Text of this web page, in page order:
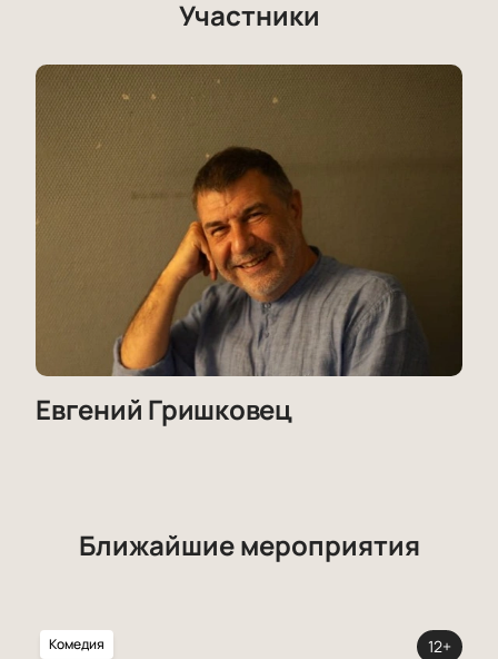
Участники
Евгений Гришковец
Ближайшие мероприятия
Комедия
12+